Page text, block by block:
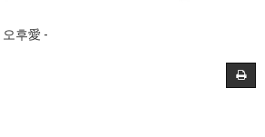
오후愛 ​-